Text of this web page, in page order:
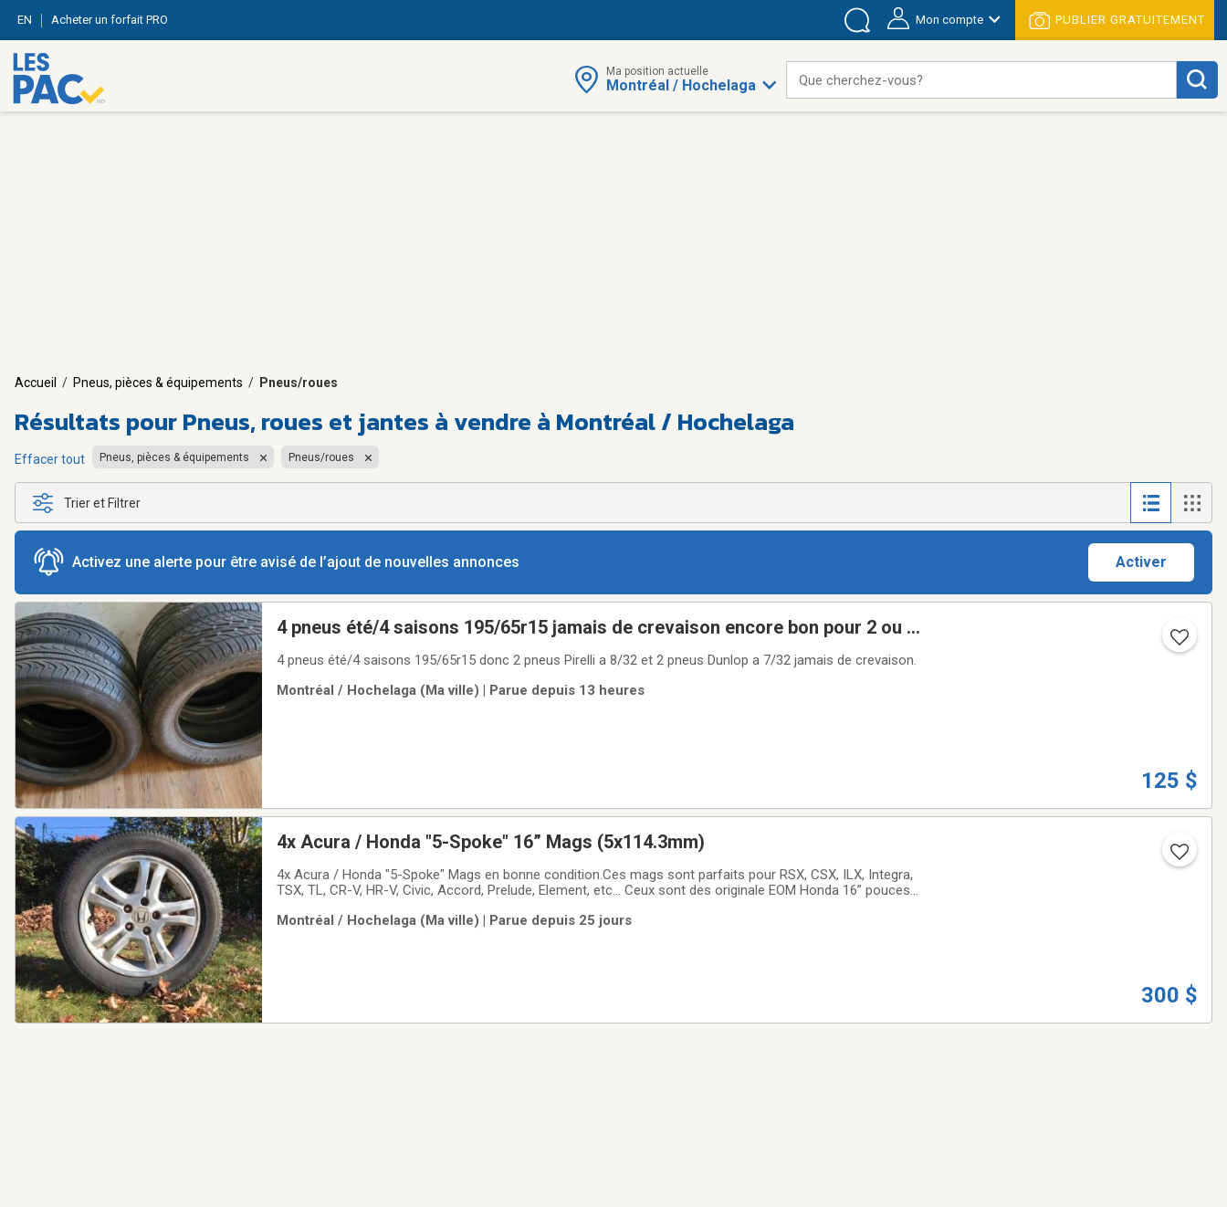
EN Acheter un forfait PRO Mon compte PUBLIER GRATUITEMENT
Ma position actuelle
Montréal / Hochelaga Que cherchez-vous?
Accueil / Pneus, pièces & équipements / Pneus/roues
Résultats pourPneus, roues et jantes à vendre à Montréal / Hochelaga
Effacer tout Pneus, pièces & équipements Pneus/roues
Trier et Filtrer
Activez une alerte pour être avisé de l’ajout de nouvelles annonces Activer
4 pneus été/4 saisons 195/65r15 jamais de crevaison encore bon pour 2 ou 3
4 pneus été/4 saisons 195/65r15 donc 2 pneus Pirelli a 8/32 et 2 pneus Dunlop a 7/32 jamais de crevaison.
Montréal / Hochelaga (Ma ville) | Parue depuis 13 heures
125 $
4x Acura / Honda "5-Spoke" 16” Mags (5x114.3mm)
4x Acura / Honda "5-Spoke" Mags en bonne condition.Ces mags sont parfaits pour RSX, CSX, ILX, Integra,
TSX, TL, CR-V, HR-V, Civic, Accord, Prelude, Element, etc... Ceux sont des originale EOM Honda 16” pouces
Communiquer par courriel, par
Montréal / Hochelaga (Ma ville) | Parue depuis 25 jours
300 $